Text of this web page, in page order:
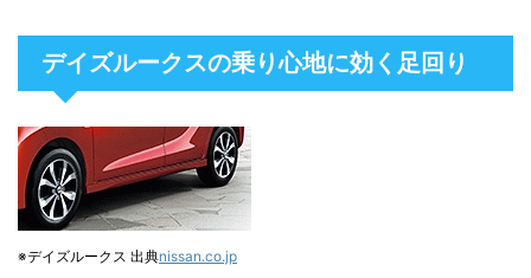
デイズルークスの乗り心地に効く足回り
※デイズルークス 出典nissan.co.jp